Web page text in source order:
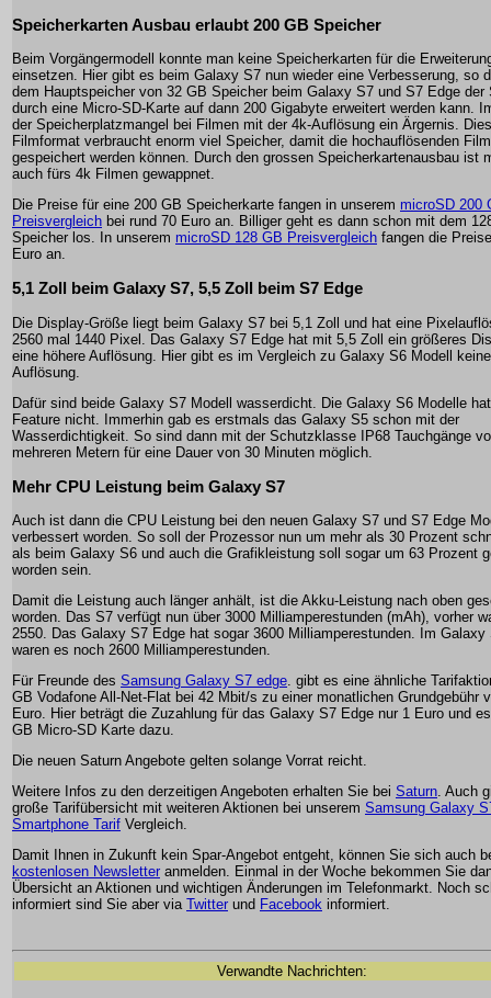
Speicherkarten Ausbau erlaubt 200 GB Speicher
Beim Vorgängermodell konnte man keine Speicherkarten für die
einsetzen. Hier gibt es beim Galaxy S7 nun wieder eine Verbesserung, so
dem Hauptspeicher von 32 GB Speicher beim Galaxy S7 und S7 Edge der
durch eine Micro-SD-Karte auf dann 200 Gigabyte erweitert werden kann.
der Speicherplatzmangel bei Filmen mit der 4k-Auflösung ein Ärgernis.
Filmformat verbraucht enorm viel Speicher, damit die hochauflösenden
gespeichert werden können. Durch den grossen Speicherkartenausbau ist
auch fürs 4k Filmen gewappnet.
Die Preise für eine 200 GB Speicherkarte fangen in unserem microSD 200
Preisvergleich bei rund 70 Euro an. Billiger geht es dann schon mit dem
Speicher los. In unserem microSD 128 GB Preisvergleich fangen die
Euro an.
5,1 Zoll beim Galaxy S7, 5,5 Zoll beim S7 Edge
Die Display-Größe liegt beim Galaxy S7 bei 5,1 Zoll und hat eine
2560 mal 1440 Pixel. Das Galaxy S7 Edge hat mit 5,5 Zoll ein größeres
eine höhere Auflösung. Hier gibt es im Vergleich zu Galaxy S6 Modell
Auflösung.
Dafür sind beide Galaxy S7 Modell wasserdicht. Die Galaxy S6 Modelle
Feature nicht. Immerhin gab es erstmals das Galaxy S5 schon mit der
Wasserdichtigkeit. So sind dann mit der Schutzklasse IP68 Tauchgänge
mehreren Metern für eine Dauer von 30 Minuten möglich.
Mehr CPU Leistung beim Galaxy S7
Auch ist dann die CPU Leistung bei den neuen Galaxy S7 und S7 Edge
verbessert worden. So soll der Prozessor nun um mehr als 30 Prozent
als beim Galaxy S6 und auch die Grafikleistung soll sogar um 63 Prozent
worden sein.
Damit die Leistung auch länger anhält, ist die Akku-Leistung nach oben
worden. Das S7 verfügt nun über 3000 Milliamperestunden (mAh), vorher
2550. Das Galaxy S7 Edge hat sogar 3600 Milliamperestunden. Im Galaxy
waren es noch 2600 Milliamperestunden.
Für Freunde des Samsung Galaxy S7 edge . gibt es eine ähnliche
GB Vodafone All-Net-Flat bei 42 Mbit/s zu einer monatlichen Grundgebühr
Euro. Hier beträgt die Zuzahlung für das Galaxy S7 Edge nur 1 Euro und
GB Micro-SD Karte dazu.
Die neuen Saturn Angebote gelten solange Vorrat reicht.
Weitere Infos zu den derzeitigen Angeboten erhalten Sie bei Saturn . Auch
große Tarifübersicht mit weiteren Aktionen bei unserem Samsung Galaxy
Smartphone Tarif Vergleich.
Damit Ihnen in Zukunft kein Spar-Angebot entgeht, können Sie sich auch
kostenlosen Newsletter anmelden. Einmal in der Woche bekommen Sie
Übersicht an Aktionen und wichtigen Änderungen im Telefonmarkt. Noch
informiert sind Sie aber via Twitter und Facebook informiert.
Verwandte Nachrichten: